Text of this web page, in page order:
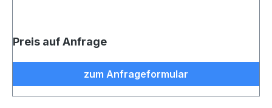
Preis auf Anfrage
zum Anfrageformular